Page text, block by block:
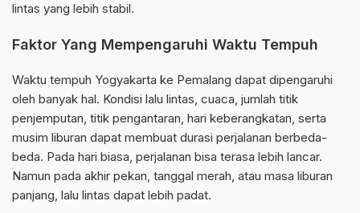
lintas yang lebih stabil.
Faktor Yang Mempengaruhi Waktu Tempuh
Waktu tempuh Yogyakarta ke Pemalang dapat dipengaruhi
oleh banyak hal. Kondisi lalu lintas, cuaca, jumlah titik
penjemputan, titik pengantaran, hari keberangkatan, serta
musim liburan dapat membuat durasi perjalanan berbeda-
beda. Pada hari biasa, perjalanan bisa terasa lebih lancar.
Namun pada akhir pekan, tanggal merah, atau masa liburan
panjang, lalu lintas dapat lebih padat.